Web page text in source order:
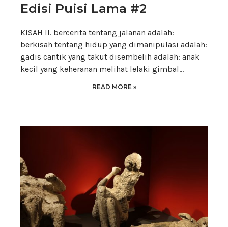
Edisi Puisi Lama #2
KISAH II. bercerita tentang jalanan adalah:
berkisah tentang hidup yang dimanipulasi adalah:
gadis cantik yang takut disembelih adalah: anak
kecil yang keheranan melihat lelaki gimbal…
READ MORE »